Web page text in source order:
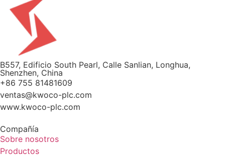
B557, Edificio South Pearl, Calle Sanlian, Longhua,
Shenzhen, China
+86 755 81481609
ventas@kwoco-plc.com
www.kwoco-plc.com
Compañía
Sobre nosotros
Productos